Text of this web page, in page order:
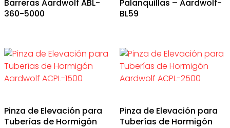
Barreras Aardwolf ABL-
360-5000
Palanquillas – Aardwolf-
BL59
Pinza de Elevación para
Tuberías de Hormigón
Pinza de Elevación para
Tuberías de Hormigón